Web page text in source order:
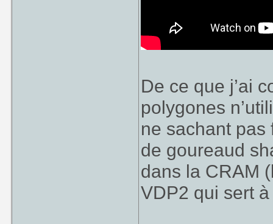
De ce que j’ai
polygones
ne sachant pas
de goureaud
dans la CRAM
VDP2 qui sert